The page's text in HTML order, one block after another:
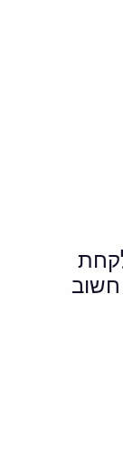
של מה שיקרה בעתיד. חשוב מאוד גם את התקן 22 לקחת
חשוב